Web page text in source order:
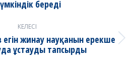
post:береді
КЕЛЕСІ
Next
post:
жинау науқанын ерекше
ұстауды тапсырды